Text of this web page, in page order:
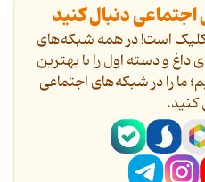
اجتماعی دنبال کنید
کلیک است! در همه شبکه‌های
و دسته اول را با بهترین
ما را در شبکه‌های اجتماعی
کنید.